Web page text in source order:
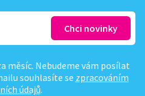
měsíc. Nebudeme vám posílat
souhlasíte se zpracováním
údajů.